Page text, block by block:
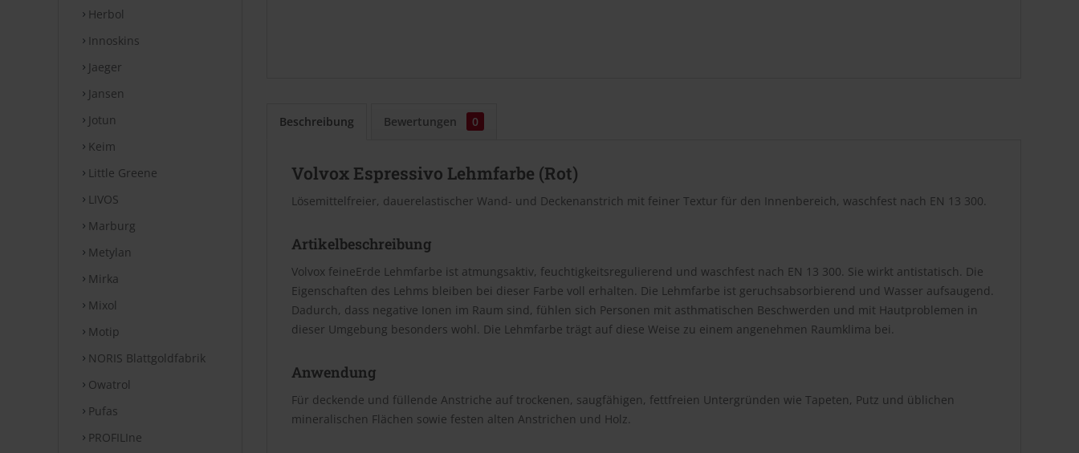
Herbol
Innoskins
Jaeger
Jansen
Jotun
Keim
Little Greene
LIVOS
Marburg
Metylan
Mirka
Mixol
Motip
NORIS Blattgoldfabrik
Owatrol
Pufas
PROFILIne
Beschreibung Bewertungen 0
Volvox Espressivo Lehmfarbe (Rot)
Lösemittelfreier, dauerelastischer Wand- und Deckenanstrich mit feiner Textur für den Innenbereich, waschfest nach EN 13 300.
Artikelbeschreibung
Volvox feineErde Lehmfarbe ist atmungsaktiv, feuchtigkeitsregulierend und waschfest nach EN 13 300. Sie wirkt antistatisch. Die
Eigenschaften des Lehms bleiben bei dieser Farbe voll erhalten. Die Lehmfarbe ist geruchsabsorbierend und Wasser aufsaugend.
Dadurch, dass negative Ionen im Raum sind, fühlen sich Personen mit asthmatischen Beschwerden und mit Hautproblemen in
dieser Umgebung besonders wohl. Die Lehmfarbe trägt auf diese Weise zu einem angenehmen Raumklima bei.
Anwendung
Für deckende und füllende Anstriche auf trockenen, saugfähigen, fettfreien Untergründen wie Tapeten, Putz und üblichen
mineralischen Flächen sowie festen alten Anstrichen und Holz.